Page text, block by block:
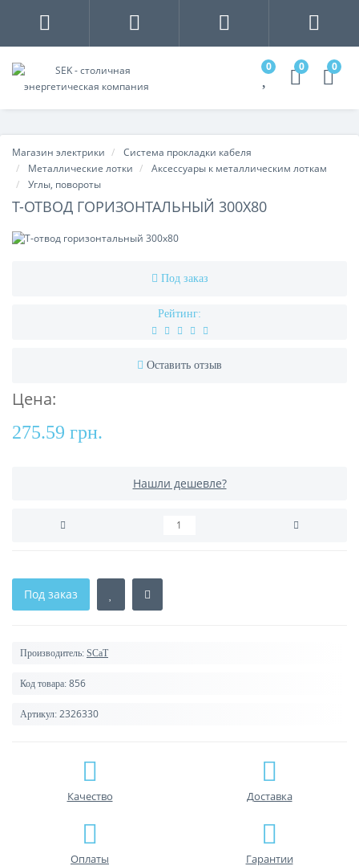
0 0 0
Магазин электрики
Система прокладки кабеля
Металлические лотки
Аксессуары к металлическим лоткам
Углы, повороты
Т-ОТВОД ГОРИЗОНТАЛЬНЫЙ 300Х80
Под заказ
Рейтинг:
Оставить отзыв
Цена:
275.59 грн.
Нашли дешевле?
Под заказ
Производитель: SCaT
Код товара: 856
Артикул: 2326330
Качество Доставка
Оплаты Гарантии